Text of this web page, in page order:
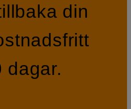
din
dagar.